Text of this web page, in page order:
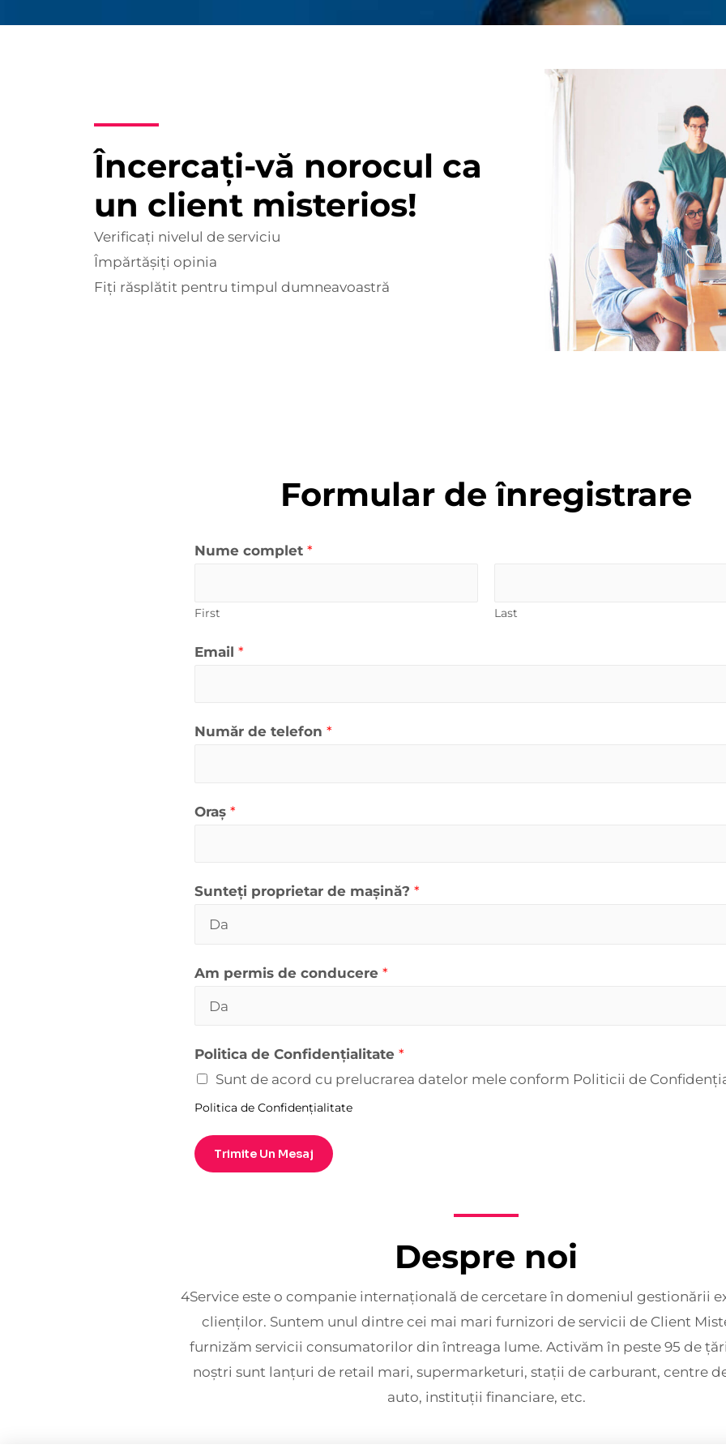
Încercați-vă norocul ca
un client misterios!
Verificați nivelul de serviciu
Împărtășiți opinia
Fiți răsplătit pentru timpul dumneavoastră
Formular de înregistrare
Nume complet *
First Last
Email *
Număr de telefon *
Oraș *
Sunteți proprietar de mașină? *
Am permis de conducere *
Politica de Confidențialitate *
Sunt de acord cu prelucrarea datelor mele conform Politicii de
Politica de Confidențialitate
Trimite Un Mesaj
Despre noi
4Service este o companie internațională de cercetare în domeniul gestionării
clienților. Suntem unul dintre cei mai mari furnizori de servicii de Client
furnizăm servicii consumatorilor din întreaga lume. Activăm în peste 95 de
noștri sunt lanțuri de retail mari, supermarketuri, stații de carburant, centre
auto, instituții financiare, etc.